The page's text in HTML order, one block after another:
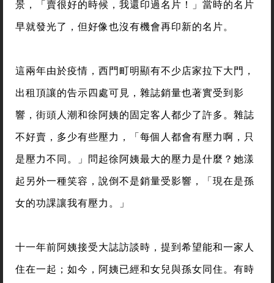
景，「賣很好的時候，我還印過名片！」當時的名片
早就發光了，但好像也沒有機會再印新的名片。
這兩年由於疫情，西門町明顯有不少店家拉下大門，
出租頂讓的告示四處可見，雜誌銷量也著實受到影
響，街頭人潮和徐阿姨的固定客人都少了許多。雜誌
不好賣，多少有些壓力，「每個人都會有壓力啊，只
是壓力不同。」問起徐阿姨最大的壓力是什麼？她漾
起另外一種笑容，說倒不是銷量受影響，「現在是孫
女的功課讓我有壓力。」
十一年前阿姨接受大誌訪談時，提到希望能和一家人
住在一起；如今，阿姨已經和女兒與孫女同住。有時